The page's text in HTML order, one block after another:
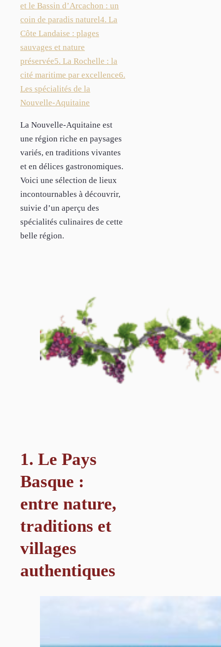
et le Bassin d’Arcachon : un
coin de paradis naturel4. La
Côte Landaise : plages
sauvages et nature
préservée5. La Rochelle : la
cité maritime par excellence6.
Les spécialités de la
Nouvelle-Aquitaine
La Nouvelle-Aquitaine est
une région riche en paysages
variés, en traditions vivantes
et en délices gastronomiques.
Voici une sélection de lieux
incontournables à découvrir,
suivie d’un aperçu des
spécialités culinaires de cette
belle région.
1. Le Pays
Basque :
entre nature,
traditions et
villages
authentiques